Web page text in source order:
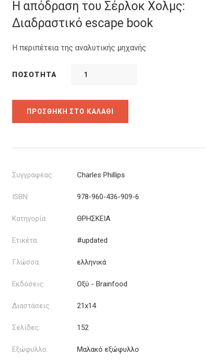
15.50€.
είναι:
13.95€.
Η απόδραση του Σέρλοκ Χολμς:
Διαδραστικό escape book
Η περιπέτεια της αναλυτικής µηχανής
ΠΟΣΌΤΗΤΑ
ΠΡΟΣΘΉΚΗ ΣΤΟ ΚΑΛΆΘΙ
Συγγραφέας: Charles Phillips
ISBN: 978-960-436-909-6
Κατηγορία: ΘΡΗΣΚΕΙΑ
Ετικέτα: #updated
Γλώσσα: ελληνικά
Εκδόσεις: Οξύ - Brainfood
Διαστάσεις: 21x14
Σελίδες: 152
Εξώφυλλο: Μαλακό εξώφυλλο